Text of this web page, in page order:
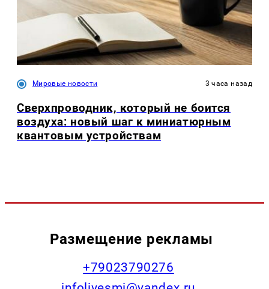
Мировые новости 3 часа назад
Сверхпроводник, который не боится
воздуха: новый шаг к миниатюрным
квантовым устройствам
Размещение рекламы
+79023790276